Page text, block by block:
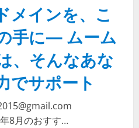
メインを、こ
手に— ムーム
、そんなあな
でサポート
8月のおすす…